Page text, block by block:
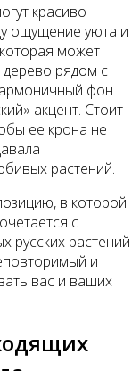
красиво
ощущение уюта и
может
дерево рядом с
фон
акцент. Стоит
ее крона не
растений.
в которой
с
русских растений
и
вас и ваших